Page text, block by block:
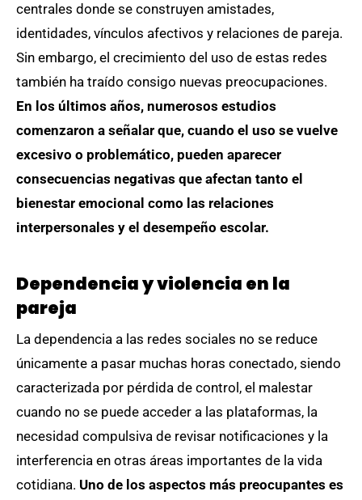
centrales donde se construyen amistades,
identidades, vínculos afectivos y relaciones de pareja.
Sin embargo, el crecimiento del uso de estas redes
también ha traído consigo nuevas preocupaciones.
En los últimos años, numerosos estudios
comenzaron a señalar que, cuando el uso se vuelve
excesivo o problemático, pueden aparecer
consecuencias negativas que afectan tanto el
bienestar emocional como las relaciones
interpersonales y el desempeño escolar.
Dependencia y violencia en la
pareja
La dependencia a las redes sociales no se reduce
únicamente a pasar muchas horas conectado, siendo
caracterizada por pérdida de control, el malestar
cuando no se puede acceder a las plataformas, la
necesidad compulsiva de revisar notificaciones y la
interferencia en otras áreas importantes de la vida
cotidiana. Uno de los aspectos más preocupantes es